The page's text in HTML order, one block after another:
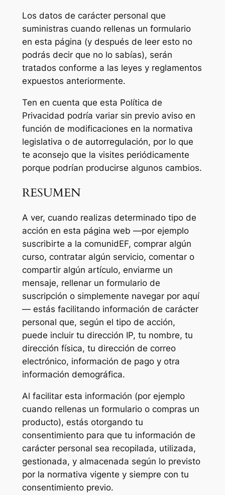
Los datos de carácter personal que
suministras cuando rellenas un formulario
en esta página (y después de leer esto no
podrás decir que no lo sabías), serán
tratados conforme a las leyes y reglamentos
expuestos anteriormente.
Ten en cuenta que esta Política de
Privacidad podría variar sin previo aviso en
función de modificaciones en la normativa
legislativa o de autorregulación, por lo que
te aconsejo que la visites periódicamente
porque podrían producirse algunos cambios.
RESUMEN
A ver, cuando realizas determinado tipo de
acción en esta página web —por ejemplo
suscribirte a la comunidEF, comprar algún
curso, contratar algún servicio, comentar o
compartir algún artículo, enviarme un
mensaje, rellenar un formulario de
suscripción o simplemente navegar por aquí
— estás facilitando información de carácter
personal que, según el tipo de acción,
puede incluir tu dirección IP, tu nombre, tu
dirección física, tu dirección de correo
electrónico, información de pago y otra
información demográfica.
Al facilitar esta información (por ejemplo
cuando rellenas un formulario o compras un
producto), estás otorgando tu
consentimiento para que tu información de
carácter personal sea recopilada, utilizada,
gestionada, y almacenada según lo previsto
por la normativa vigente y siempre con tu
consentimiento previo.